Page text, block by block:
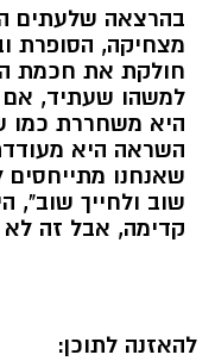
בהרצאה שלעתים
מצחיקה, הסופרת
חולקת את חכמת
למשהו שעתיד, אם
היא משחררת כמו
השראה היא
שאנחנו
שוב ולחייך שוב",
קדימה, אבל זה
להאזנה לתוכן: